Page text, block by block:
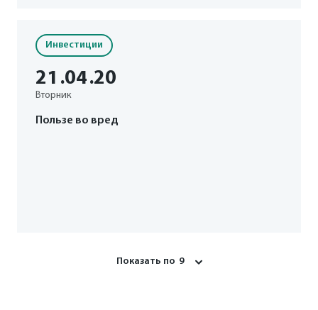
Инвестиции
21 .04.20
Вторник
Пользе во вред
Показать по 9